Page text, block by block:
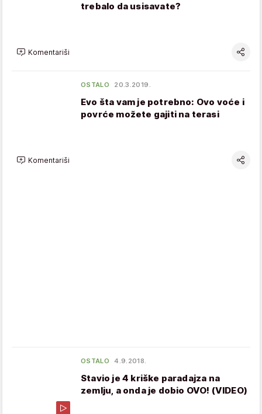
trebalo da usisavate?
Komentariši
OSTALO 20.3.2019.
Evo šta vam je potrebno: Ovo voće i
povrće možete gajiti na terasi
Komentariši
OSTALO 4.9.2018.
Stavio je 4 kriške paradajza na
zemlju, a onda je dobio OVO! (VIDEO)